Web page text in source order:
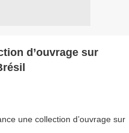
d’ouvrage sur